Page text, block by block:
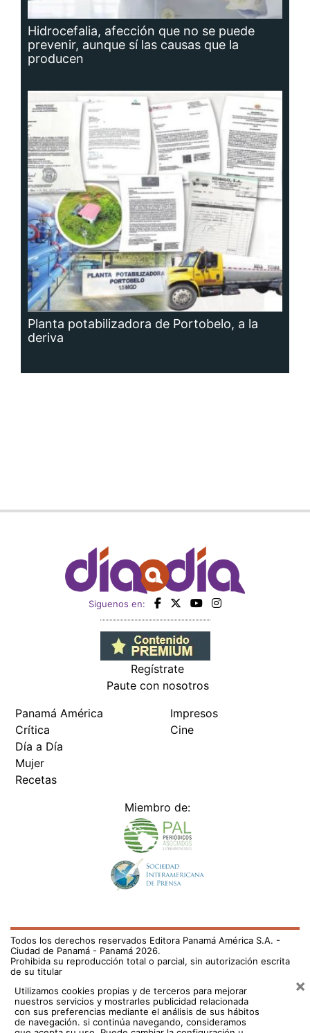
Hidrocefalia, afección que no se puede
prevenir, aunque sí las causas que la
producen
Planta potabilizadora de Portobelo, a la
deriva
Siguenos en:
Regístrate
Paute con nosotros
Panamá América
Crítica
Día a Día
Mujer
Recetas
Impresos
Cine
Miembro de:
Todos los derechos reservados Editora Panamá América S.A. -
Ciudad de Panamá - Panamá 2026.
Prohibida su reproducción total o parcial, sin autorización escrita
de su titular
Utilizamos cookies propias y de terceros para mejorar
nuestros servicios y mostrarles publicidad relacionada
con sus preferencias mediante el análisis de sus hábitos
de navegación. si continúa navegando, consideramos
×